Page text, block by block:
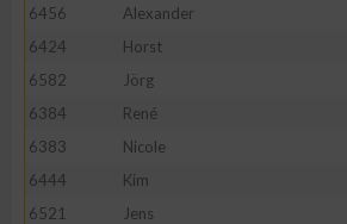
6456
Alexander
6424
Horst
6582
Jörg
6384
René
6383
Nicole
6444
Kim
6521
Jens
Erstellung von Profilen zur
Verwendung von Profilen zur Auswahl